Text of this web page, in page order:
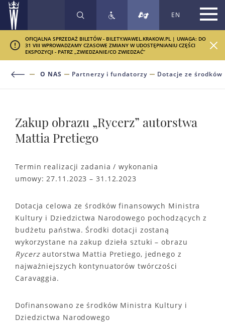
SZUKAJ EN
OFICJALNA SPRZEDAŻ BILETÓW - BILETY.WAWEL.KRAKOW.PL | UWAGA: DO
31 VIII WPROWADZAMY CZASOWE ZMIANY W UDOSTĘPNIANIU CZĘŚCI
EKSPOZYCJI - PATRZ „ZWIEDZANIE/CO ZWIEDZAĆ”
O NAS Partnerzy i fundatorzy Dotacje ze środków
Zakup obrazu „Rycerz” autorstwa
Mattia Pretiego
Termin realizacji zadania / wykonania
umowy: 27.11.2023 – 31.12.2023
Dotacja celowa ze środków finansowych Ministra
Kultury i Dziedzictwa Narodowego pochodzących z
budżetu państwa. Środki dotacji zostaną
wykorzystane na zakup dzieła sztuki – obrazu
Rycerzautorstwa Mattia Pretiego, jednego z
najważniejszych kontynuatorów twórczości
Caravaggia.
Dofinansowano ze środków Ministra Kultury i
Dziedzictwa Narodowego